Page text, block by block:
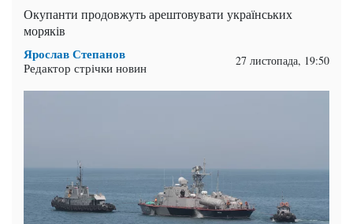
Окупанти продовжуть арештовувати українських
моряків
Ярослав Степанов
Редактор стрічки новин 27 листопада, 19:50